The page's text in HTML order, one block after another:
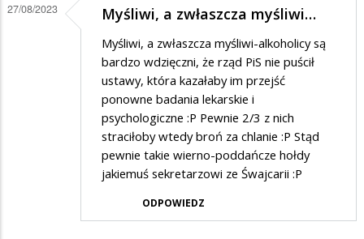
27/08/2023 Myśliwi, a zwłaszcza myśliwi…
Myśliwi, a zwłaszcza myśliwi-alkoholicy są
bardzo wdzięczni, że rząd PiS nie puścił
ustawy, która kazałaby im przejść
ponowne badania lekarskie i
psychologiczne :P Pewnie 2/3 z nich
straciłoby wtedy broń za chlanie :P Stąd
pewnie takie wierno-poddańcze hołdy
jakiemuś sekretarzowi ze Śwajcarii :P
ODPOWIEDZ